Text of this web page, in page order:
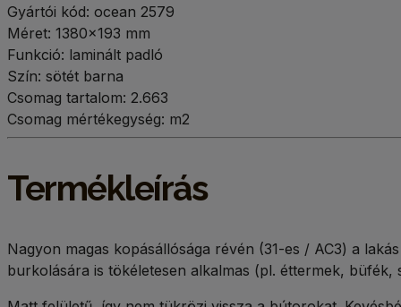
Gyártói kód: ocean 2579
Méret: 1380×193 mm
Funkció: laminált padló
Szín: sötét barna
Csomag tartalom: 2.663
Csomag mértékegység: m2
Termékleírás
Nagyon magas kopásállósága révén (31-es / AC3) a
burkolására is tökéletesen alkalmas (pl. éttermek,